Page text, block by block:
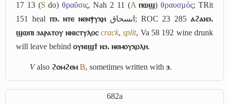
17 13 (S do)θραῦσις, Nah 2 11 (A ⲡⲱϣ)θραυσμός; TRit
151 heal ⲡϧ. ⲛⲧⲉ ⲛⲉⲛⲯⲩⲭⲏ انسحاق ; ROC 23 285ⲁϩⲁⲛϧ.
ϣⲱⲡⲓ ϧⲁⲣⲁⲧⲟⲩ ⲛⲛⲓⲥⲧⲩⲗⲟⲥ crack,split, Va 58 192 wine drunk
will leave behind ⲟⲩⲛⲓϣϯ ⲛϧ. ⲛⲉⲙⲟⲩⲭⲟⲗⲏ.
Valso ϩⲟⲙϩⲉⲙ B, sometimes written withϧ.
682a